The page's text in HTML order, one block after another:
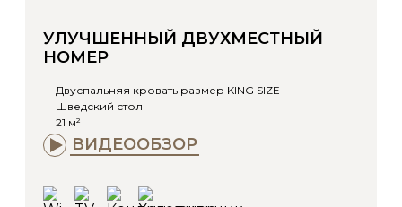
УЛУЧШЕННЫЙ ДВУХМЕСТНЫЙ
НОМЕР
Двуспальняя кровать размер KING SIZE
Шведский стол
21 м²
ВИДЕООБЗОР